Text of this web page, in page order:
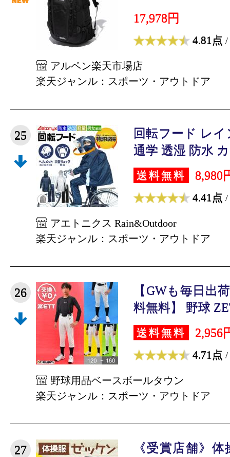
17,978円
4.81点 /
アルペン楽天市場店
楽天ジャンル：スポーツ・アウトドア
25
回転フード レ
通学 透湿 防水
送料無料 8,980
4.41点 /
アエトニクス Rain&Outdoor
楽天ジャンル：スポーツ・アウトドア
26
【GWも毎日出
料無料】 野球
送料無料 2,956
4.71点 /
野球用品ベースボールタウン
楽天ジャンル：スポーツ・アウトドア
27
《受賞店舗》